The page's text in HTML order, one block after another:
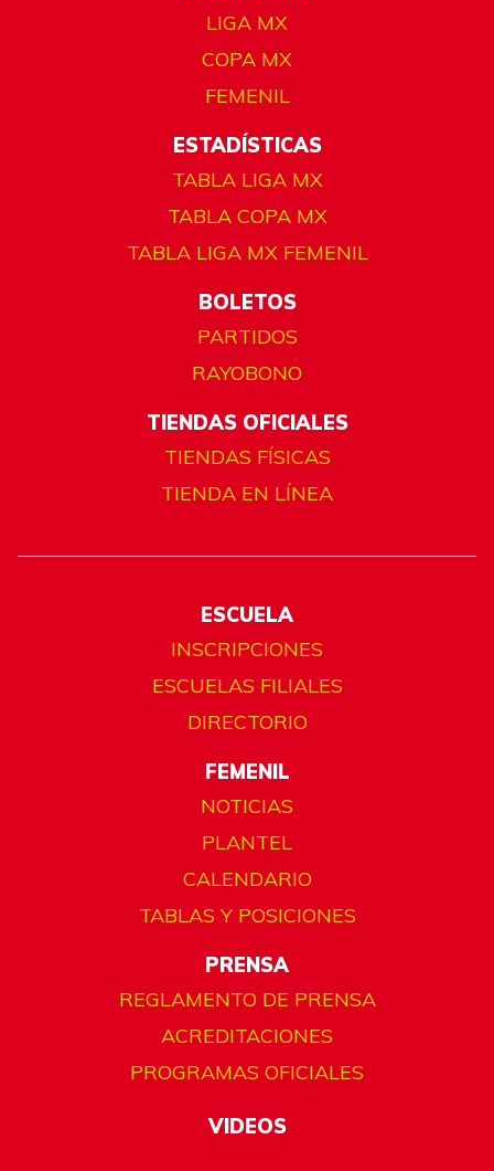
LIGA MX
COPA MX
FEMENIL
ESTADÍSTICAS
TABLA LIGA MX
TABLA COPA MX
TABLA LIGA MX FEMENIL
BOLETOS
PARTIDOS
RAYOBONO
TIENDAS OFICIALES
TIENDAS FÍSICAS
TIENDA EN LÍNEA
ESCUELA
INSCRIPCIONES
ESCUELAS FILIALES
DIRECTORIO
FEMENIL
NOTICIAS
PLANTEL
CALENDARIO
TABLAS Y POSICIONES
PRENSA
REGLAMENTO DE PRENSA
ACREDITACIONES
PROGRAMAS OFICIALES
VIDEOS